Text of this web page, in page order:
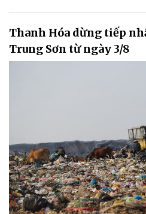
Thanh Hóa dừng tiếp
Trung Sơn từ ngày 3/8